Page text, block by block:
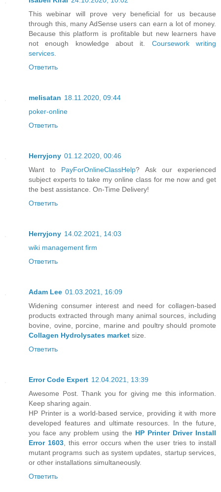
This webinar will prove very beneficial for us because
through this, many AdSense users can earn a lot of money.
Because this platform is profitable but new learners have
not enough knowledge about it. Coursework writing
services
Ответить
melisatan 18.11.2020, 09:44
poker-online
Ответить
Herryjony 01.12.2020, 00:46
Want to PayForOnlineClassHelp? Ask our experienced
subject experts to take my online class for me now and get
the best assistance. On-Time Delivery!
Ответить
Herryjony 14.02.2021, 14:03
wiki management firm
Ответить
Adam Lee 01.03.2021, 16:09
Widening consumer interest and need for collagen-based
products extracted through many animal sources, including
bovine, ovine, porcine, marine and poultry should promote
Collagen Hydrolysates market size.
Ответить
Error Code Expert 12.04.2021, 13:39
Awesome Post. Thank you for giving me this information.
Keep sharing again.
HP Printer is a world-based service, providing it with more
developed features and ultimate resources. In the future,
you face any problem using the HP Printer Driver Install
Error 1603, this error occurs when the user tries to install
mutant programs such as system updates, startup services,
or other installations simultaneously.
Ответить